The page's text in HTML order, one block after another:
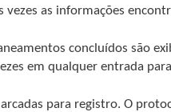
as informações
concluídos são
em qualquer entrada
para registro. O